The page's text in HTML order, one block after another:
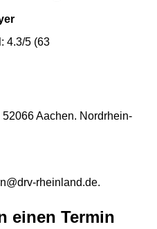
4.3/5 (63
Aachen. Nordrhein-
rheinland.de.
einen Termin